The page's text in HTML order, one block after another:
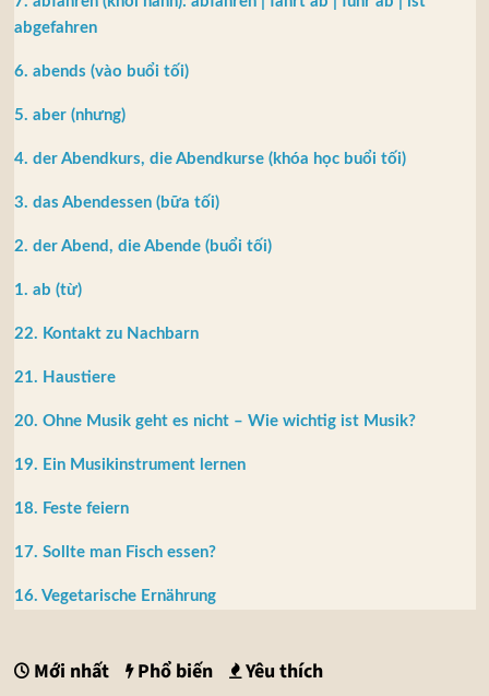
abgefahren
6. abends (vào buổi tối)
5. aber (nhưng)
4. der Abendkurs, die Abendkurse (khóa học buổi tối)
3. das Abendessen (bữa tối)
2. der Abend, die Abende (buổi tối)
1. ab (từ)
22. Kontakt zu Nachbarn
21. Haustiere
20. Ohne Musik geht es nicht – Wie wichtig ist Musik?
19. Ein Musikinstrument lernen
18. Feste feiern
17. Sollte man Fisch essen?
16. Vegetarische Ernährung
Mới nhất Phổ biến Yêu thích